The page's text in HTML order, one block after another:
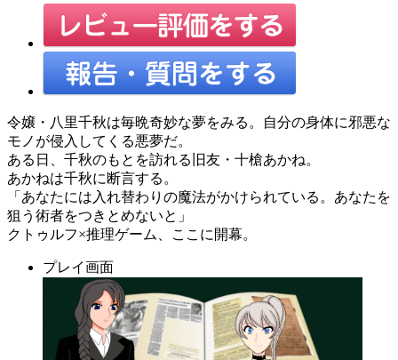
令嬢・八里千秋は毎晩奇妙な夢をみる。自分の身体に邪悪な
モノが侵入してくる悪夢だ。
ある日、千秋のもとを訪れる旧友・十槍あかね。
あかねは千秋に断言する。
「あなたには入れ替わりの魔法がかけられている。あなたを
狙う術者をつきとめないと」
クトゥルフ×推理ゲーム、ここに開幕。
プレイ画面